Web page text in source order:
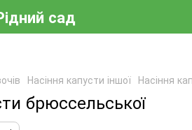
сад
Насіння капусти іншої Насіння
брюссельської